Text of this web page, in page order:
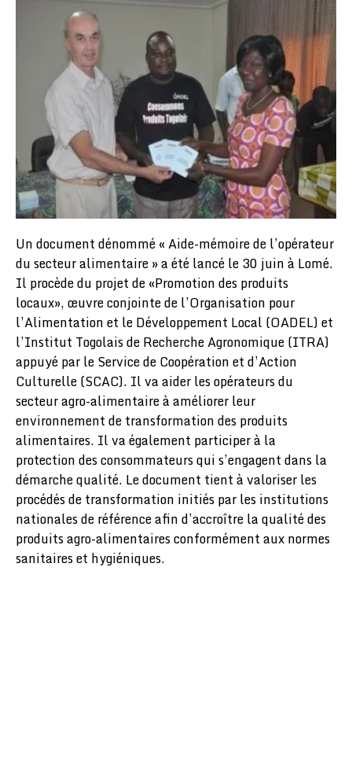
Un document dénommé « Aide-mémoire de l’opérateur
du secteur alimentaire » a été lancé le 30 juin à Lomé.
Il procède du projet de «Promotion des produits
locaux», œuvre conjointe de l’Organisation pour
l’Alimentation et le Développement Local (OADEL) et
l’Institut Togolais de Recherche Agronomique (ITRA)
appuyé par le Service de Coopération et d’Action
Culturelle (SCAC). Il va aider les opérateurs du
secteur agro-alimentaire à améliorer leur
environnement de transformation des produits
alimentaires. Il va également participer à la
protection des consommateurs qui s’engagent dans la
démarche qualité. Le document tient à valoriser les
procédés de transformation initiés par les institutions
nationales de référence afin d’accroître la qualité des
produits agro-alimentaires conformément aux normes
sanitaires et hygiéniques.